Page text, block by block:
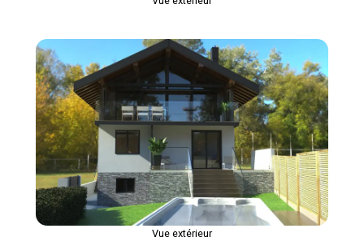
Vue extérieur